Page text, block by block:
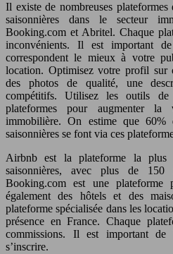
Il existe de nombreuses
saisonnières dans le secteur
Booking.com et Abritel. Chaque
inconvénients. Il est important
correspondent le mieux à votre
location. Optimisez votre profil sur
des photos de qualité, une
compétitifs. Utilisez les outils de
plateformes pour augmenter
immobilière. On estime que 60%
saisonnières se font via ces
Airbnb est la plateforme la plus
saisonnières, avec plus de 150
Booking.com est une plateforme
également des hôtels et des
plateforme spécialisée dans les
présence en France. Chaque
commissions. Il est important
s’inscrire.